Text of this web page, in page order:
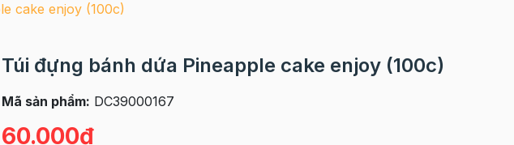
cake enjoy (100c)
Túi đựng bánh dứa Pineapple cake enjoy (100c)
Mã sản phẩm: DC39000167
60.000₫